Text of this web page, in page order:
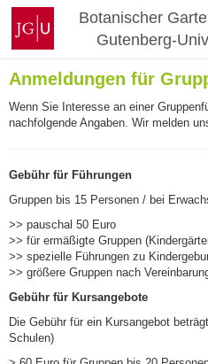
Zum
Inhalt
springen
Johannes
Gutenberg-
Universität
Mainz
Botanischer
Gutenberg-
Anmeldungen für
Wenn Sie Interesse an einer
nachfolgende Angaben. Wir melden
Gebühr für Führungen
Gruppen bis 15 Personen / bei
>> pauschal 50 Euro
>> für ermäßigte Gruppen
>> spezielle Führungen zu
>> größere Gruppen nach
Gebühr für Kursangebote
Die Gebühr für ein Kursangebot
Schulen)